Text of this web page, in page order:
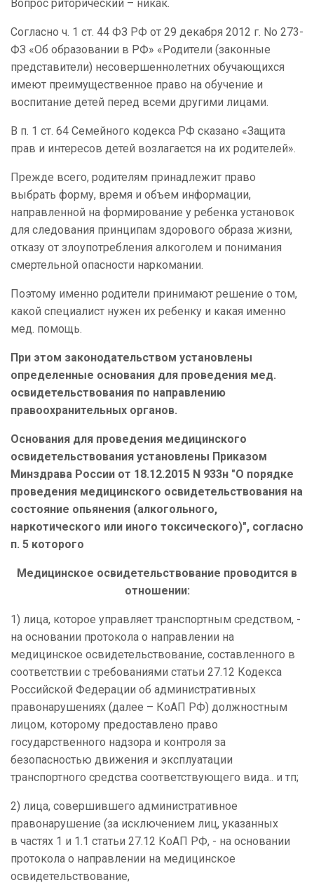
Вопрос риторический – никак.
Согласно ч. 1 ст. 44 ФЗ РФ от 29 декабря 2012 г. No 273-
ФЗ «Об образовании в РФ» «Родители (законные
представители) несовершеннолетних обучающихся
имеют преимущественное право на обучение и
воспитание детей перед всеми другими лицами.
В п. 1 ст. 64 Семейного кодекса РФ сказано «Защита
прав и интересов детей возлагается на их родителей».
Прежде всего, родителям принадлежит право
выбрать форму, время и объем информации,
направленной на формирование у ребенка установок
для следования принципам здорового образа жизни,
отказу от злоупотребления алкоголем и понимания
смертельной опасности наркомании.
Поэтому именно родители принимают решение о том,
какой специалист нужен их ребенку и какая именно
мед. помощь.
При этом законодательством установлены
определенные основания для проведения мед.
освидетельствования по направлению
правоохранительных органов.
Основания для проведения медицинского
освидетельствования установлены Приказом
Минздрава России от 18.12.2015 N 933н "О порядке
проведения медицинского освидетельствования на
состояние опьянения (алкогольного,
наркотического или иного токсического)", согласно
п. 5 которого
Медицинское освидетельствование проводится в
отношении:
1) лица, которое управляет транспортным средством, -
на основании протокола о направлении на
медицинское освидетельствование, составленного в
соответствии с требованиями статьи 27.12 Кодекса
Российской Федерации об административных
правонарушениях (далее – КоАП РФ) должностным
лицом, которому предоставлено право
государственного надзора и контроля за
безопасностью движения и эксплуатации
транспортного средства соответствующего вида.. и тп;
2) лица, совершившего административное
правонарушение (за исключением лиц, указанных
в частях 1 и 1.1 статьи 27.12 КоАП РФ, - на основании
протокола о направлении на медицинское
освидетельствование,